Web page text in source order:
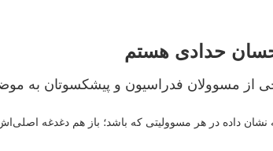
حدادی هستم
امروز (13 آبان) با حضور برخی از مسوولان فدراسیون و پیشکسوتان به
نشان داده در هر مسوولیتی که باشد؛ باز هم دغدغه